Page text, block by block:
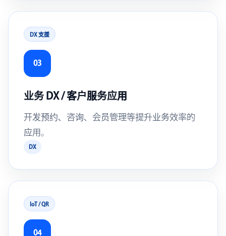
DX 支援
03
业务 DX / 客户服务应用
开发预约、咨询、会员管理等提升业务效率的
应用。
DX
IoT / QR
04